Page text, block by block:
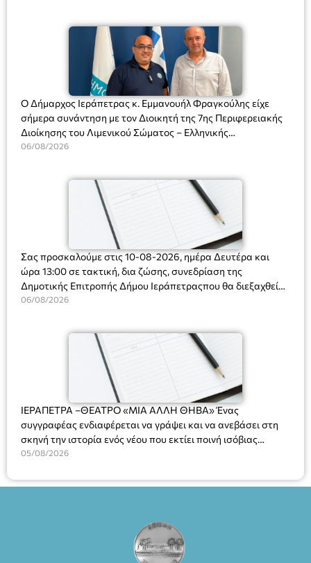
Ο Δήμαρχος Ιεράπετρας κ. Εμμανουήλ Φραγκούλης είχε
σήμερα συνάντηση με τον Διοικητή της 7ης Περιφερειακής
Διοίκησης του Λιμενικού Σώματος – Ελληνικής
Ακτοφυλακής (Λ.Σ.-ΕΛ.ΑΚΤ.), Αρχιπλοίαρχο Λ.Σ. κ. Ιωάννη
06/08/2026
Σας προσκαλούμε στις 10-08-2026, ημέρα Δευτέρα και
ώρα 13:00 σε τακτική, δια ζώσης, συνεδρίαση της
Δημοτικής Επιτροπής Δήμου Ιεράπετραςπου θα διεξαχθεί
στο Δημοτικό Κατάστημα, Δημοκρατίας 31 στην αίθουσα
και λήψη αποφάσεων στα παρακάτω θέματα:
06/08/2026
ΙΕΡΑΠΕΤΡΑ –ΘΕΑΤΡΟ «ΜΙΑ ΑΛΛΗ ΘΗΒΑ» Ένας
συγγραφέας ενδιαφέρεται να γράψει και να ανεβάσει στη
σκηνή την ιστορία ενός νέου που εκτίει ποινή ισόβιας
κάθειρξης για πατροκτονία. Ένα πολυβραβευμένο έργο για
ασθένεια, τον ερωτισμό. Ένα έργο αινιγματικό, συγκινητικό,
έργο, ενώ η παράσταση έχει καθιερωθεί ως σημαντικό
θεατρικό γεγονός χάρη στις εξαιρετικές ερμηνείες του
Θάνου Λέκκα στον ρόλο του Συγγραφέα και του Δημήτρη
05/08/2026